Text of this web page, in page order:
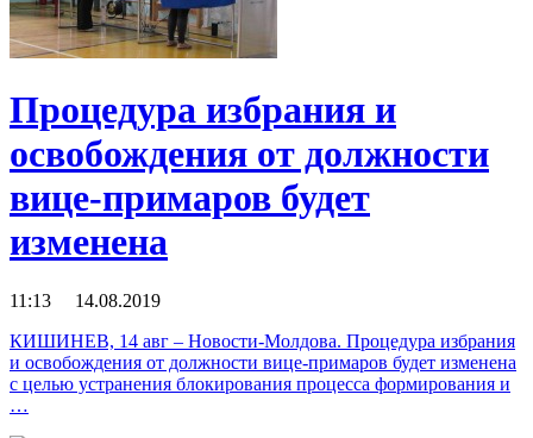
Процедура избрания и
освобождения от должности
вице-примаров будет
изменена
11:13 14.08.2019
КИШИНЕВ, 14 авг – Новости-Молдова. Процедура избрания
и освобождения от должности вице-примаров будет изменена
с целью устранения блокирования процесса формирования и
…